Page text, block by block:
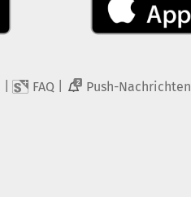
FAQ 2 Push-Nachrichten